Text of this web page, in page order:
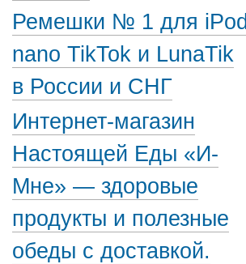
Ремешки № 1 для iPod
nano TikTok и LunaTik
в России и СНГ
Интернет-магазин
Настоящей Еды «И-
Мне» — здоровые
продукты и полезные
обеды с доставкой.